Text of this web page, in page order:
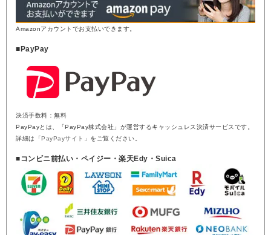
Amazonアカウントでお支払いできます。
■PayPay
決済手数料：無料
PayPayとは、「PayPay株式会社」が運営するキャッシュレス決済サービスです。
詳細は「 PayPayサイト 」をご覧ください。
■コンビニ前払い・ペイジー・楽天Edy・Suica